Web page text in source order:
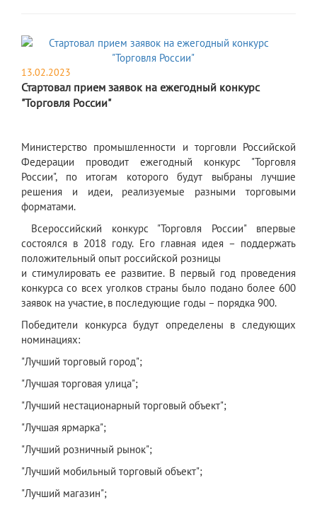
13.02.2023
Стартовал прием заявок на ежегодный конкурс
"Торговля России"
Министерство промышленности и торговли Российской
Федерации проводит ежегодный конкурс "Торговля
России", по итогам которого будут выбраны лучшие
решения и идеи, реализуемые разными торговыми
форматами.
Всероссийский конкурс "Торговля России" впервые
состоялся в 2018 году. Его главная идея – поддержать
положительный опыт российской розницы
и стимулировать ее развитие. В первый год проведения
конкурса со всех уголков страны было подано более 600
заявок на участие, в последующие годы – порядка 900.
Победители конкурса будут определены в следующих
номинациях:
"Лучший торговый город";
"Лучшая торговая улица";
"Лучший нестационарный торговый объект";
"Лучшая ярмарка";
"Лучший розничный рынок";
"Лучший мобильный торговый объект";
"Лучший магазин";